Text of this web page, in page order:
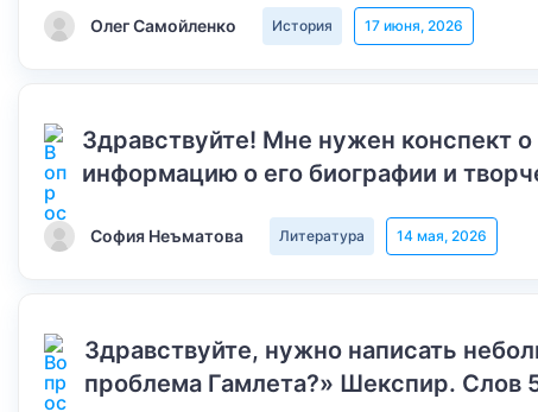
Олег Самойленко История 17 июня, 2026
Здравствуйте! Мне нужен конспект
информацию о его биографии и
София Неъматова Литература 14 мая, 2026
Здравствуйте, нужно написать
проблема Гамлета?» Шекспир. Слов